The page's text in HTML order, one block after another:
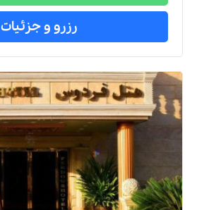
رزرو و جزئیات